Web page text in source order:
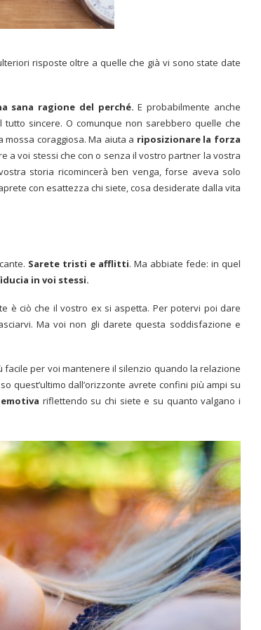
risposte oltre a quelle che già vi sono state date
sana ragione del perché. E probabilmente anche
sincere. O comunque non sarebbero quelle che
coraggiosa. Ma aiuta a riposizionare la forza
a voi stessi che con o senza il vostro partner la vostra
storia ricomincerà ben venga, forse aveva solo
con esattezza chi siete, cosa desiderate dalla vita
Sarete tristi e afflitti. Ma abbiate fede: in quel
in voi stessi.
è ciò che il vostro ex si aspetta. Per potervi poi dare
Ma voi non gli darete questa soddisfazione e
facile per voi mantenere il silenzio quando la relazione
quest’ultimo dall’orizzonte avrete confini più ampi su
riflettendo su chi siete e su quanto valgano i